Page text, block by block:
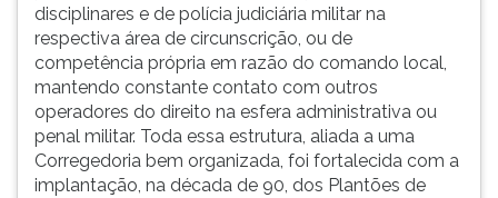
disciplinares e de polícia judiciária militar na
respectiva área de circunscrição, ou de
competência própria em razão do comando local,
mantendo constante contato com outros
operadores do direito na esfera administrativa ou
penal militar. Toda essa estrutura, aliada a uma
Corregedoria bem organizada, foi fortalecida com a
implantação, na década de 90, dos Plantões de